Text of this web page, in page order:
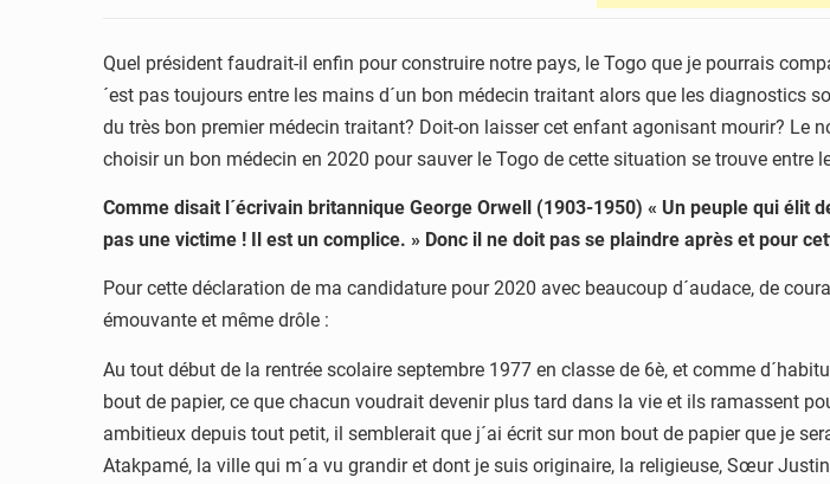
Quel président faudrait-il enfin pour construire notre pays, le Togo que je pourrais
´est pas toujours entre les mains d´un bon médecin traitant alors que les
du très bon premier médecin traitant? Doit-on laisser cet enfant agonisant mourir? Le
choisir un bon médecin en 2020 pour sauver le Togo de cette situation se trouve entre
Comme disait l´écrivain britannique George Orwell (1903-1950) « Un peuple qui
pas une victime ! Il est un complice. » Donc il ne doit pas se plaindre après et pour
Pour cette déclaration de ma candidature pour 2020 avec beaucoup d´audace, de
émouvante et même drôle :
Au tout début de la rentrée scolaire septembre 1977 en classe de 6è, et comme
bout de papier, ce que chacun voudrait devenir plus tard dans la vie et ils ramassent
ambitieux depuis tout petit, il semblerait que j´ai écrit sur mon bout de papier que je
Atakpamé, la ville qui m´a vu grandir et dont je suis originaire, la religieuse, Sœur